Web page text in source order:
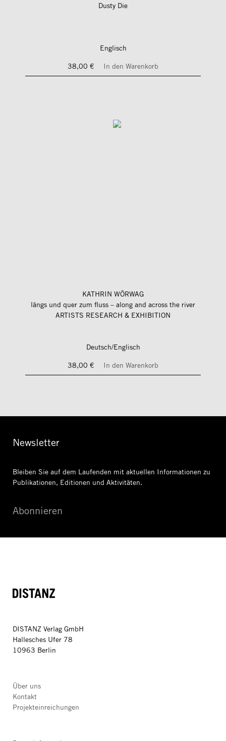
Dusty Die
Englisch
38,00 €
In den Warenkorb
KATHRIN WÖRWAG
längs und quer zum fluss – along and across the river
ARTISTS RESEARCH & EXHIBITION
Deutsch/Englisch
38,00 €
In den Warenkorb
Newsletter
Bleiben Sie auf dem Laufenden mit aktuellen Informationen zu
Publikationen, Editionen und Aktivitäten.
Abonnieren
DISTANZ
DISTANZ Verlag GmbH
Hallesches Ufer 78
10963 Berlin
Über uns
Kontakt
Projekteinreichungen